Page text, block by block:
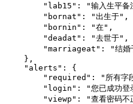
"lab15": "输入生平备
        "bornat": "出生于",
        "bornin": "在",
        "deadat": "去世于",
"marriageat": "结婚
    },
    "alerts": {
"required": "所有字
"login": "您已成功登
"viewp": "查看密码不